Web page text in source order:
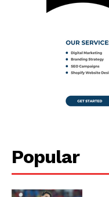
Popular